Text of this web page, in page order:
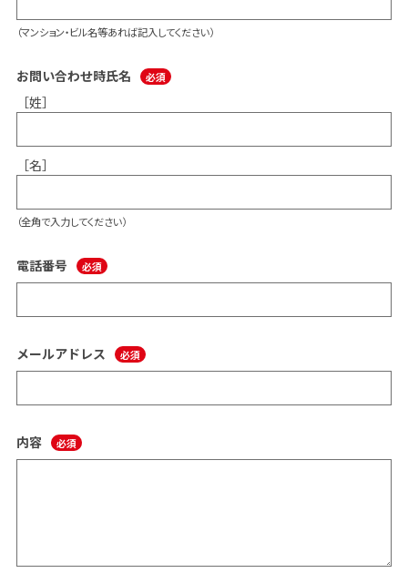
（マンション・ビル名等あれば記入してください）
お問い合わせ時氏名
［姓］
［名］
（全角で入力してください）
電話番号
メールアドレス
内容